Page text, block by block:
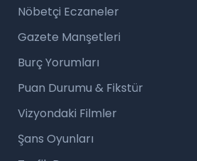
Nöbetçi Eczaneler
Gazete Manşetleri
Burç Yorumları
Puan Durumu & Fikstür
Vizyondaki Filmler
Şans Oyunları